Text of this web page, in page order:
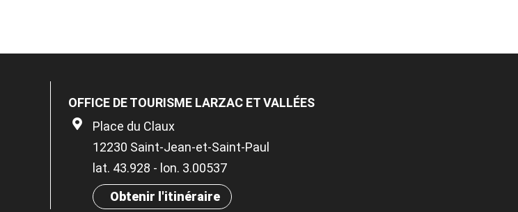
OFFICE DE TOURISME LARZAC ET VALLÉES
Place du Claux
12230 Saint-Jean-et-Saint-Paul
lat. 43.928 - lon. 3.00537
Obtenir l'itinéraire